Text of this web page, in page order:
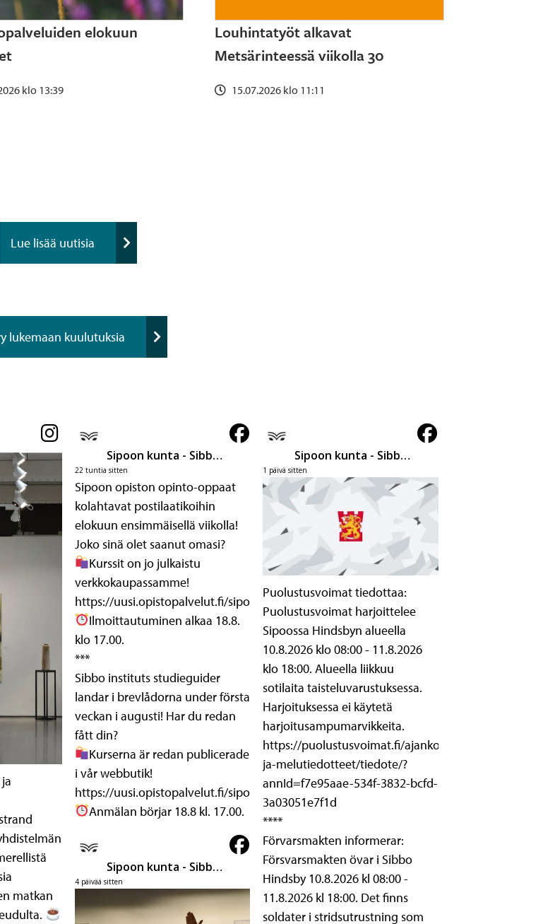
elokuun
klo 13:39
Louhintatyöt alkavat
Metsärinteessä viikolla 30
15.07.2026 klo 11:11
Lue lisää uutisia
lukemaan kuulutuksia
matkan
Sipoon kunta - Sibbo kommun
22 tuntia sitten
Sipoon opiston opinto-oppaat
kolahtavat postilaatikoihin
elokuun ensimmäisellä viikolla!
Joko sinä olet saanut omasi?
Kurssit on jo julkaistu
verkkokaupassamme!
https://uusi.opistopalvelut.fi/sipoo/fi/
Ilmoittautuminen alkaa 18.8.
klo 17.00.
***
Sibbo instituts studieguider
landar i brevlådorna under första
veckan i augusti! Har du redan
fått din?
Kurserna är redan publicerade
i vår webbutik!
https://uusi.opistopalvelut.fi/sipoo/sv/
Anmälan börjar 18.8 kl. 17.00.
Sipoon kunta - Sibbo kommun
4 päivää sitten
Sipoon kunta - Sibbo kommun
1 päivä sitten
Puolustusvoimat tiedottaa:
Puolustusvoimat harjoittelee
Sipoossa Hindsbyn alueella
10.8.2026 klo 08:00 - 11.8.2026
klo 18:00. Alueella liikkuu
sotilaita taisteluvarustuksessa.
Harjoituksessa ei käytetä
harjoitusampumarvikkeita.
https://puolustusvoimat.fi/ajankohtaista/ampuma-
ja-melutiedotteet/tiedote/?
annId=f7e95aae-534f-3832-bcfd-
3a03051e7f1d
****
Förvarsmakten informerar:
Försvarsmakten övar i Sibbo
Hindsby 10.8.2026 kl 08:00 -
11.8.2026 kl 18:00. Det finns
soldater i stridsutrustning som